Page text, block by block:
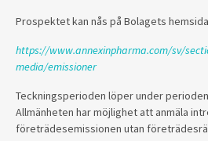
Prospektet kan nås på Bolagets
https://www.annexinpharma.com/sv/
media/emissioner
Teckningsperioden löper under
Allmänheten har möjlighet att anmäla
företrädesemissionen utan